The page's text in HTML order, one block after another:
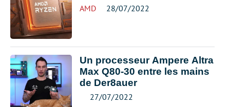
AMD 28/07/2022
Un processeur Ampere Altra
Max Q80-30 entre les mains
de Der8auer
27/07/2022